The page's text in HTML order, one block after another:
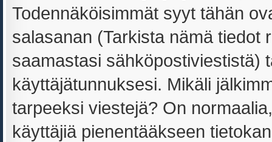
Todennäköisimmät syyt tähän
salasanan (Tarkista nämä tiedot
saamastasi sähköpostiviestistä)
käyttäjätunnuksesi. Mikäli
tarpeeksi viestejä? On
käyttäjiä pienentääkseen